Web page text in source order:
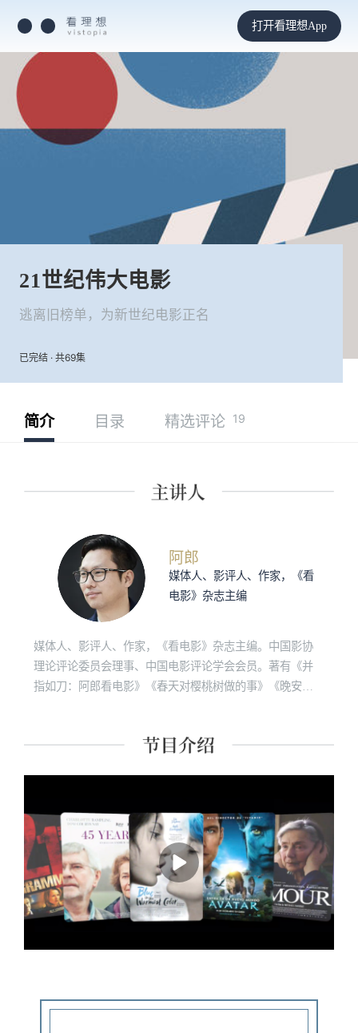
打开看理想App
21世纪伟大电影
逃离旧榜单，为新世纪电影正名
已完结 · 共69集
简介 目录 精选评论 19
阿郎
媒体人、影评人、作家，《看
电影》杂志主编
媒体人、影评人、作家，《看电影》杂志主编。中国影协
理论评论委员会理事、中国电影评论学会会员。著有《并
指如刀：阿郎看电影》《春天对樱桃树做的事》《晚安，